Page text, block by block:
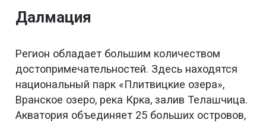
Далмация
Регион обладает большим количеством
достопримечательностей. Здесь находятся
национальный парк «Плитвицкие озера»,
Вранское озеро, река Крка, залив Телашчица.
Акватория объединяет 25 больших островов,